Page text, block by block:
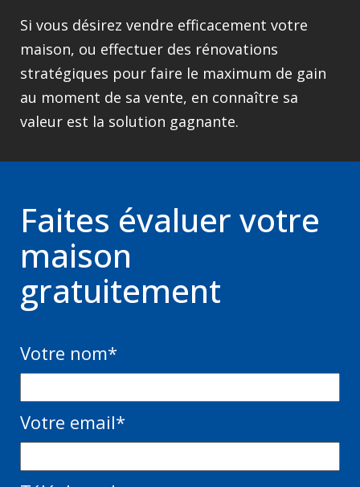
Si vous désirez vendre efficacement votre
maison, ou effectuer des rénovations
stratégiques pour faire le maximum de gain
au moment de sa vente, en connaître sa
valeur est la solution gagnante.
Faites évaluer votre
maison
gratuitement
Votre nom*
Votre email*